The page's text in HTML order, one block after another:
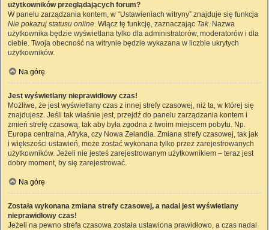
użytkowników przeglądających forum?
W panelu zarządzania kontem, w “Ustawieniach witryny” znajduje się funkcja
Nie pokazuj statusu online. Włącz tę funkcję, zaznaczając Tak. Nazwa
użytkownika będzie wyświetlana tylko dla administratorów, moderatorów i dla
ciebie. Twoja obecność na witrynie będzie wykazana w liczbie ukrytych
użytkowników.
Na górę
Jest wyświetlany nieprawidłowy czas!
Możliwe, że jest wyświetlany czas z innej strefy czasowej, niż ta, w której się
znajdujesz. Jeśli tak właśnie jest, przejdź do panelu zarządzania kontem i
zmień strefę czasową, tak aby była zgodna z twoim miejscem pobytu. Np.
Europa centralna, Afryka, czy Nowa Zelandia. Zmiana strefy czasowej, tak jak
i większości ustawień, może zostać wykonana tylko przez zarejestrowanych
użytkowników. Jeżeli nie jesteś zarejestrowanym użytkownikiem – teraz jest
dobry moment, by się zarejestrować.
Na górę
Została wykonana zmiana strefy czasowej, a nadal jest wyświetlany
nieprawidłowy czas!
Jeżeli na pewno strefa czasowa została ustawiona prawidłowo, a czas nadal